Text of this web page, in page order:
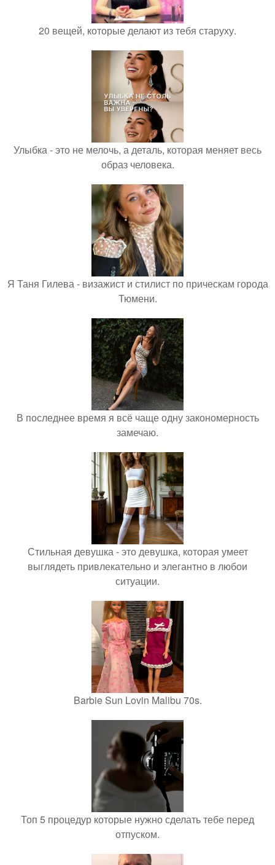
20 вещей, которые делают из тебя старуху.
Улыбка - это не мелочь, а деталь, которая меняет весь
образ человека.
Я Таня Гилева - визажист и стилист по прическам города
Тюмени.
В последнее время я всё чаще одну закономерность
замечаю.
Стильная девушка - это девушка, которая умеет
выглядеть привлекательно и элегантно в любои
ситуации.
Barbie Sun Lovin Malibu 70s.
Топ 5 процедур которые нужно сделать тебе перед
отпуском.